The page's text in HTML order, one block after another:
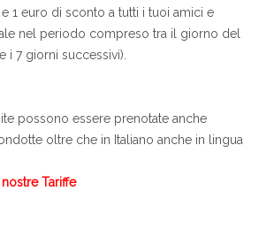
1 euro di sconto a tutti i tuoi amici e
nel periodo compreso tra il giorno del
i 7 giorni successivi).
possono essere prenotate anche
oltre che in Italiano anche in lingua
Tariffe